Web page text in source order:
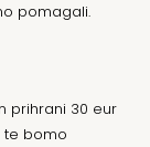
pomagali.
prihrani 30 eur
te bomo